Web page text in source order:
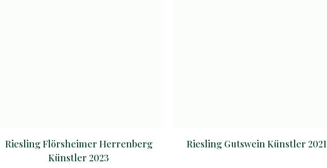
Riesling Flörsheimer Herrenberg
Künstler 2023
Riesling Gutswein Künstler 2021